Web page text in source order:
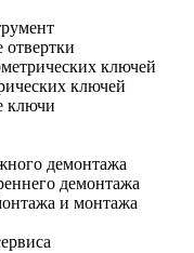
ключей
ключей
ключи
демонтажа
демонтажа
и монтажа